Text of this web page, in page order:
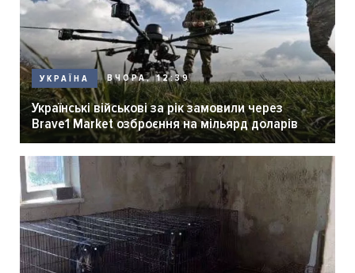
УКРАЇНА ВЧОРА, 12:39
Українські військові за рік замовили через
Brave1 Market озброєння на мільярд доларів